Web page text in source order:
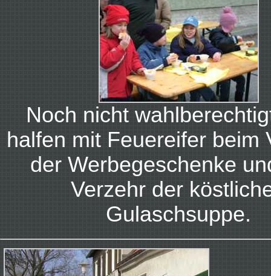
Noch nicht
halfen mit Feuereifer beim
der Werbegeschenke
Verzehr der
Gulaschsuppe.